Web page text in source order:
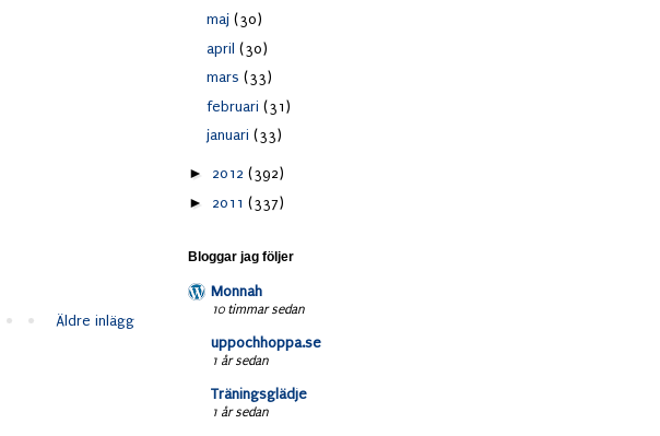
Äldre inlägg
maj (30)
april (30)
mars (33)
februari (31)
januari (33)
► 2012 (392)
► 2011 (337)
Bloggar jag följer
Monnah
10 timmar sedan
uppochhoppa.se
1 år sedan
Träningsglädje
1 år sedan